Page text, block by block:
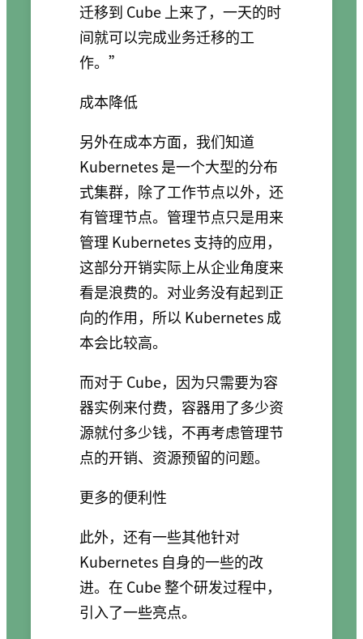
迁移到 Cube 上来了，一天的时
间就可以完成业务迁移的工
作。”
成本降低
另外在成本方面，我们知道
Kubernetes 是一个大型的分布
式集群，除了工作节点以外，还
有管理节点。管理节点只是用来
管理 Kubernetes 支持的应用，
这部分开销实际上从企业角度来
看是浪费的。对业务没有起到正
向的作用，所以 Kubernetes 成
本会比较高。
而对于 Cube，因为只需要为容
器实例来付费，容器用了多少资
源就付多少钱，不再考虑管理节
点的开销、资源预留的问题。
更多的便利性
此外，还有一些其他针对
Kubernetes 自身的一些的改
进。在 Cube 整个研发过程中，
引入了一些亮点。